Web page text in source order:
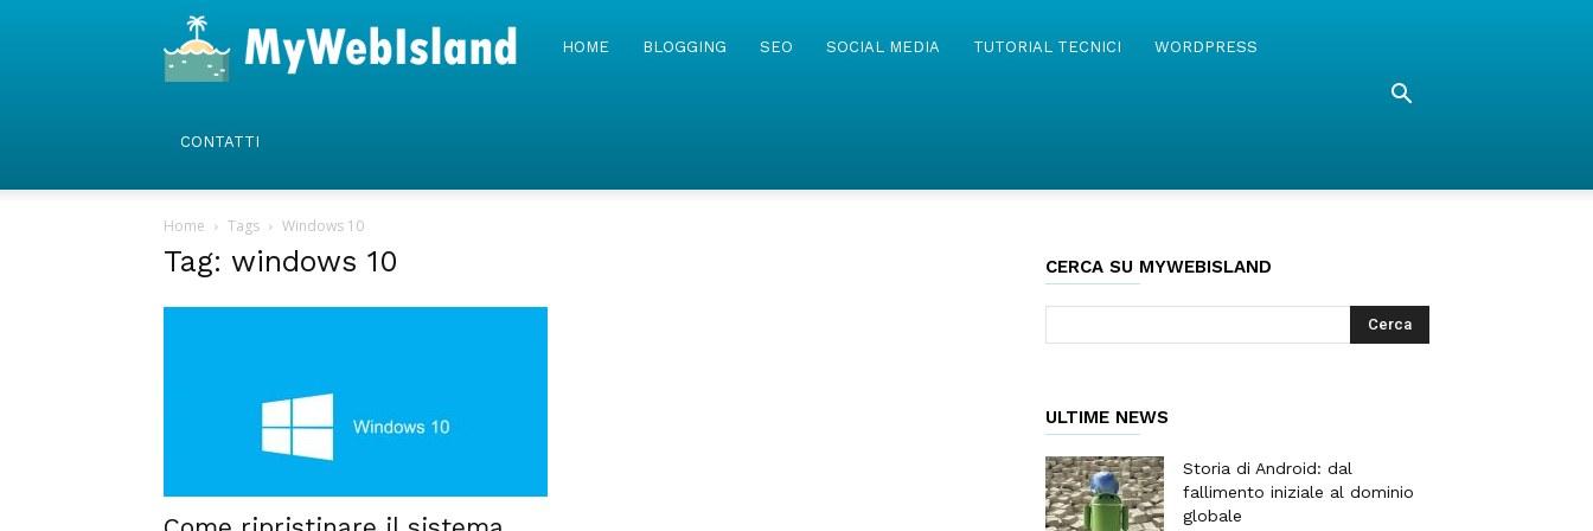
MyWebIsland
HOME BLOGGING SEO SOCIAL MEDIA TUTORIAL TECNICI WORDPRESS
CONTATTI
Home Tags Windows 10
Tag: windows 10 CERCA SU MYWEBISLAND
ULTIME NEWS
Storia di Android: dal
fallimento iniziale al dominio
globale